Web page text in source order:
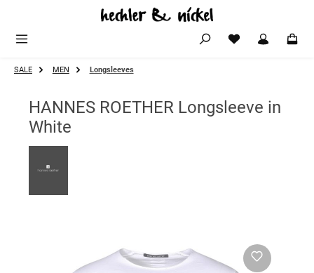
Zum Hauptinhalt springen
SALE MEN Longsleeves
HANNES ROETHER Longsleeve in
White